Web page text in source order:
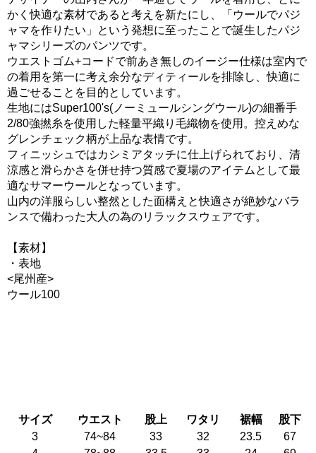
かく快適な素材であると考えを新たにし、「ウールでパジ
ャマを作りたい」という発想に至ったことで誕生したパジ
ャマシリーズのパンツです。
ウエストゴム+コードで前あき無しのイージー仕様は室内で
の着用を第一に考え余分なディティールを排除し、快適に
過ごせることを目的としています。
生地にはSuper100's(ノーミュールシングウール)の細番手
2/80強撚糸を使用した軽量平織り毛織物を使用。控えめな
グレンチェック柄が上品な表情です。
フィニッシュではカシミアタッチに仕上げられており、清
涼感と滑らかさを併せ持つ質感で夏場のアイテムとして最
適なサマーウールとなっています。
山内の洋服らしい整然とした面構えと快適さが絶妙なバラ
ンスで備わった大人の為のリラックスウェアです。
【素材】
・表地
<尾州産>
ウール100
サイズ ウエスト 股上 ワタリ 裾幅
股下
3
74~84 33 32 23.5
67